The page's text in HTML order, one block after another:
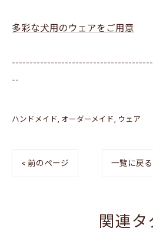
多彩な犬用のウェアをご用意
--
ハンドメイド オーダーメイド ウェア
< 前のページ 一覧に戻る
関連タ